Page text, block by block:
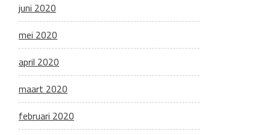
juni 2020
mei 2020
april 2020
maart 2020
februari 2020